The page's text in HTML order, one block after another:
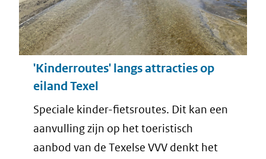
'Kinderroutes' langs attracties op
eiland Texel
Speciale kinder-fietsroutes. Dit kan een
aanvulling zijn op het toeristisch
aanbod van de Texelse VVV denkt het